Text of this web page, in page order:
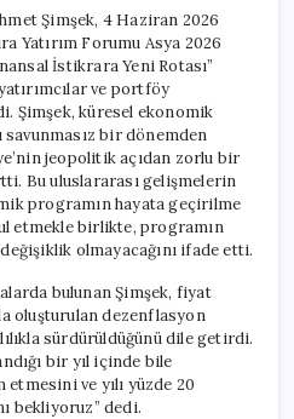
Önemli
Açıklamalar
için
Şimşek, 4 Haziran 2026
Yatırım Forumu Asya 2026
İstikrara Yeni Rotası”
ve portföy
Şimşek, küresel ekonomik
savunmasız bir dönemden
jeopolitik açıdan zorlu bir
Bu uluslararası gelişmelerin
programın hayata geçirilme
etmekle birlikte, programın
olmayacağını ifade etti.
bulunan Şimşek, fiyat
oluşturulan dezenflasyon
sürdürüldüğünü dile getirdi.
bir yıl içinde bile
ve yılı yüzde 20
bekliyoruz” dedi.